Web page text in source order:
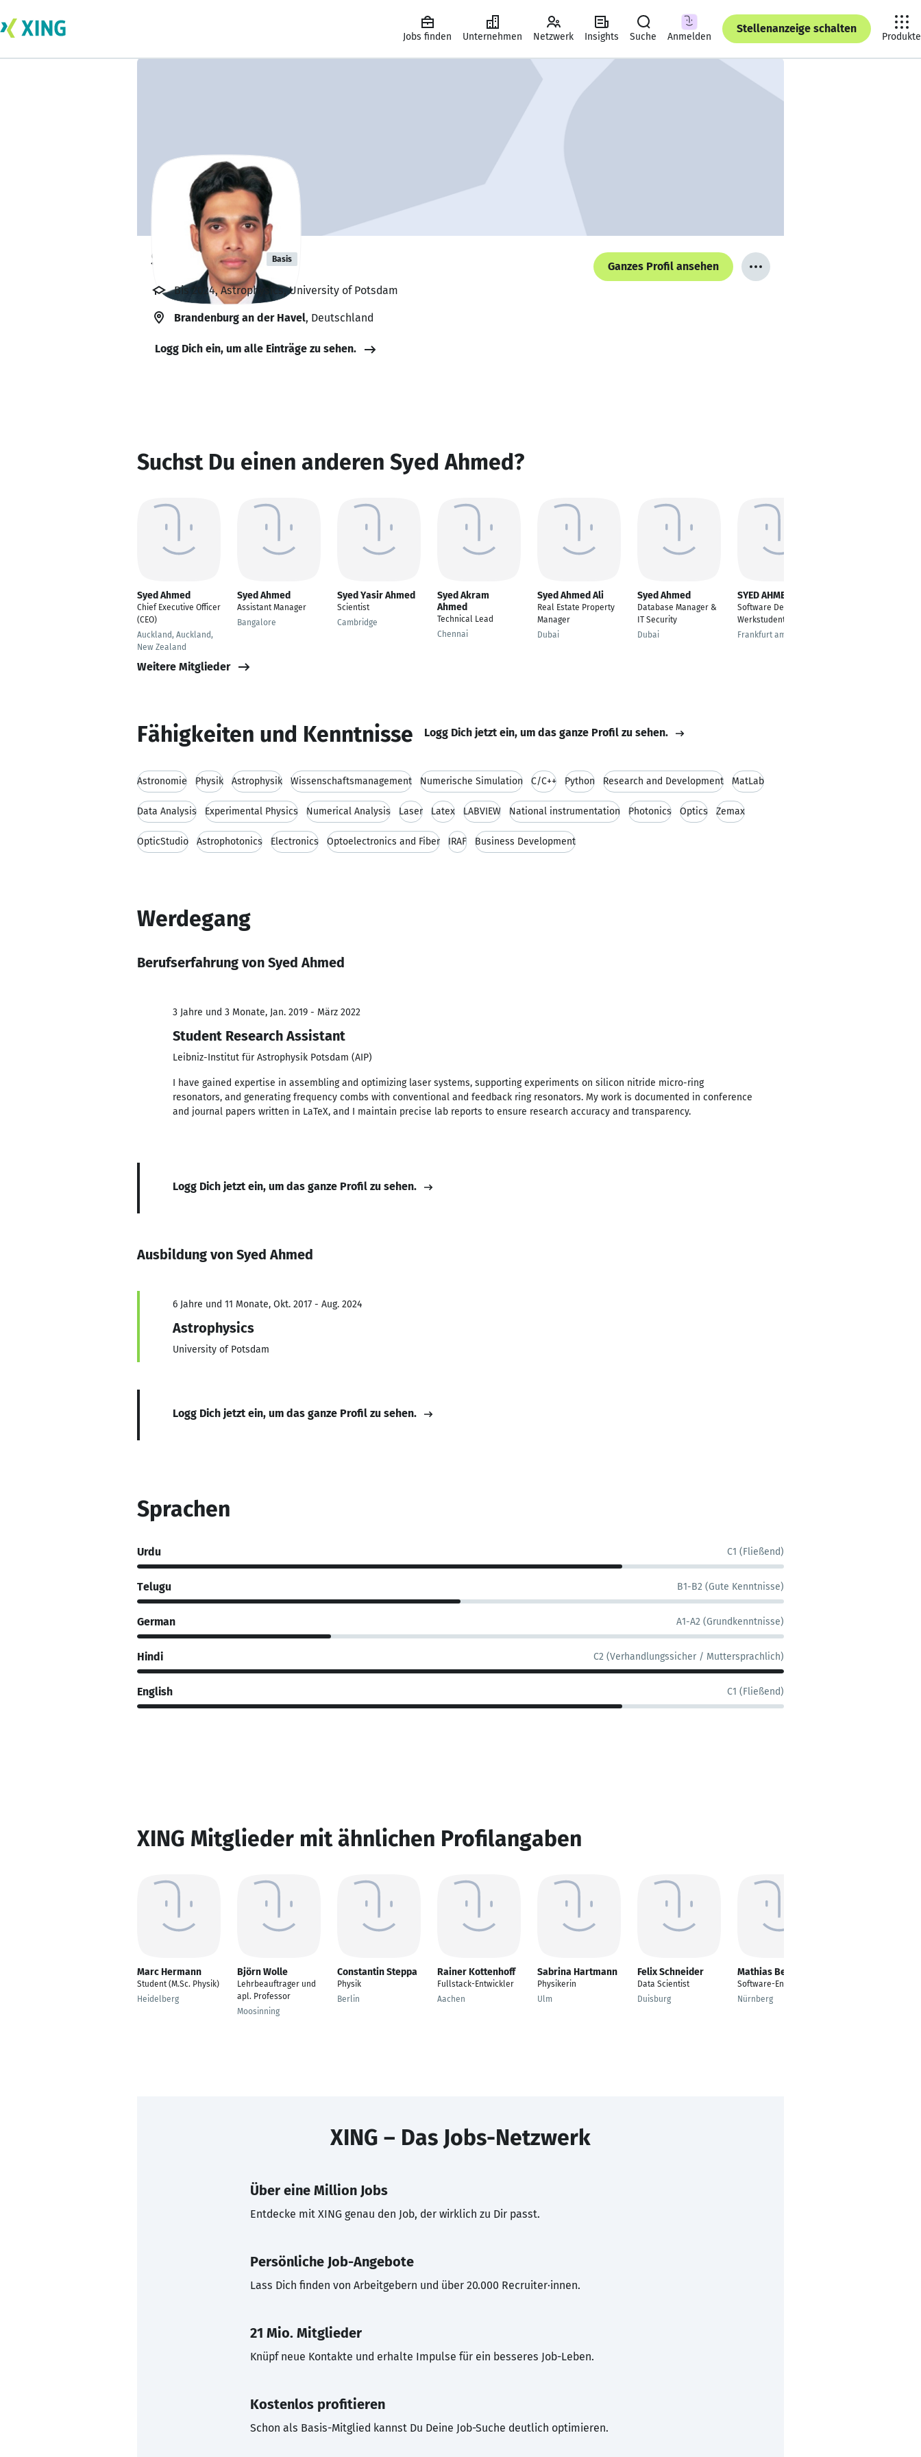
Jobs finden Unternehmen Netzwerk Insights Suche Anmelden
Stellenanzeige schalten
Produkte
Syed Ahmed Basis
Ganzes Profil ansehen
Bis 2024, Astrophysics, University of Potsdam
Brandenburg an der Havel, Deutschland
Logg Dich ein, um alle Einträge zu sehen.
Suchst Du einen anderen Syed Ahmed?
Syed Ahmed
Chief Executive Officer
(CEO)
Auckland, Auckland,
New Zealand
Syed Ahmed
Assistant Manager
Bangalore
Syed Yasir Ahmed
Scientist
Cambridge
Syed Akram
Ahmed
Technical Lead
Chennai
Syed Ahmed Ali
Real Estate Property
Manager
Dubai
Syed Ahmed
Database Manager &
IT Security
Dubai
SYED AHMED ZAKI
Software Developer -
Werkstudent
Frankfurt am Main
Weitere Mitglieder
Fähigkeiten und Kenntnisse Logg Dich jetzt ein, um das ganze Profil zu sehen.
Astronomie Physik Astrophysik Wissenschaftsmanagement Numerische Simulation C/C++ Python Research and Development MatLab
Data Analysis Experimental Physics Numerical Analysis Laser Latex LABVIEW National instrumentation Photonics Optics Zemax
OpticStudio Astrophotonics Electronics Optoelectronics and Fiber IRAF Business Development
Werdegang
Berufserfahrung von Syed Ahmed
3 Jahre und 3 Monate, Jan. 2019 - März 2022
Student Research Assistant
Leibniz-Institut für Astrophysik Potsdam (AIP)
I have gained expertise in assembling and optimizing laser systems, supporting experiments on silicon nitride micro-ring
resonators, and generating frequency combs with conventional and feedback ring resonators. My work is documented in conference
and journal papers written in LaTeX, and I maintain precise lab reports to ensure research accuracy and transparency.
Logg Dich jetzt ein, um das ganze Profil zu sehen.
Ausbildung von Syed Ahmed
6 Jahre und 11 Monate, Okt. 2017 - Aug. 2024
Astrophysics
University of Potsdam
Logg Dich jetzt ein, um das ganze Profil zu sehen.
Sprachen
Urdu C1 (Fließend)
Telugu B1-B2 (Gute Kenntnisse)
German A1-A2 (Grundkenntnisse)
Hindi C2 (Verhandlungssicher / Muttersprachlich)
English C1 (Fließend)
XING Mitglieder mit ähnlichen Profilangaben
Marc Hermann
Student (M.Sc. Physik)
Heidelberg
Björn Wolle
Lehrbeauftrager und
apl. Professor
Moosinning
Constantin Steppa
Physik
Berlin
Rainer Kottenhoff
Fullstack-Entwickler
Aachen
Sabrina Hartmann
Physikerin
Ulm
Felix Schneider
Data Scientist
Duisburg
Mathias Bechert
Software-Entwickler
Nürnberg
XING – Das Jobs-Netzwerk
Über eine Million Jobs
Entdecke mit XING genau den Job, der wirklich zu Dir passt.
Persönliche Job-Angebote
Lass Dich finden von Arbeitgebern und über 20.000 Recruiter·innen.
21 Mio. Mitglieder
Knüpf neue Kontakte und erhalte Impulse für ein besseres Job-Leben.
Kostenlos profitieren
Schon als Basis-Mitglied kannst Du Deine Job-Suche deutlich optimieren.